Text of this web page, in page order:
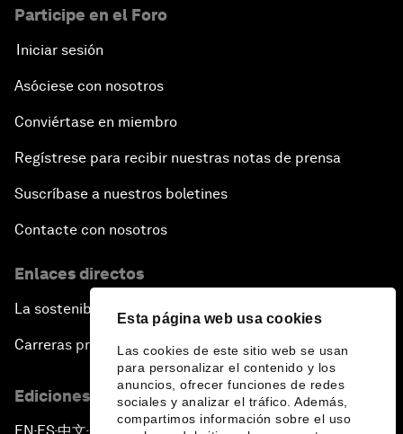
Esta página web usa cookies
Las cookies de este sitio web se usan
para personalizar el contenido y los
anuncios, ofrecer funciones de redes
sociales y analizar el tráfico. Además,
compartimos información sobre el uso
Participe en el Foro
Iniciar sesión
Asóciese con nosotros
Conviértase en miembro
Regístrese para recibir nuestras notas de prensa
Suscríbase a nuestros boletines
Contacte con nosotros
Enlaces directos
La sostenibilidad en el Foro
Carreras profesionales
Ediciones en otros idiomas
▪ ▪ ▪